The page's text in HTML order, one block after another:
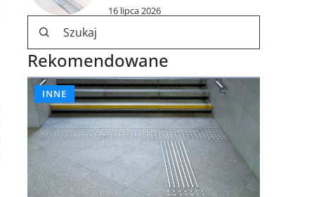
16 lipca 2026
Rekomendowane
INNE